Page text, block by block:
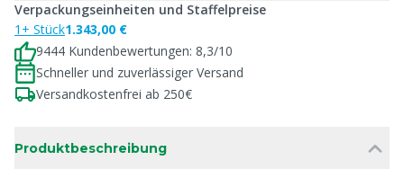
Verpackungseinheiten und Staffelpreise
1+ Stück1.343,00 €
9444 Kundenbewertungen: 8,3/10
Schneller und zuverlässiger Versand
Versandkostenfrei ab 250€
Produktbeschreibung